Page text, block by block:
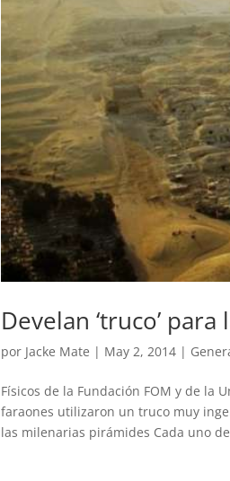
Develan ‘truco’
por Jacke Mate | May 2, 2014 |
Físicos de la Fundación FOM y de la
faraones utilizaron un truco muy
las milenarias pirámides Cada uno